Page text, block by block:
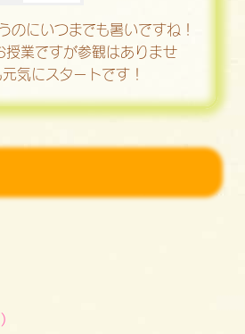
のにいつまでも暑いですね！
授業ですが参観はありませ
気にスタートです！